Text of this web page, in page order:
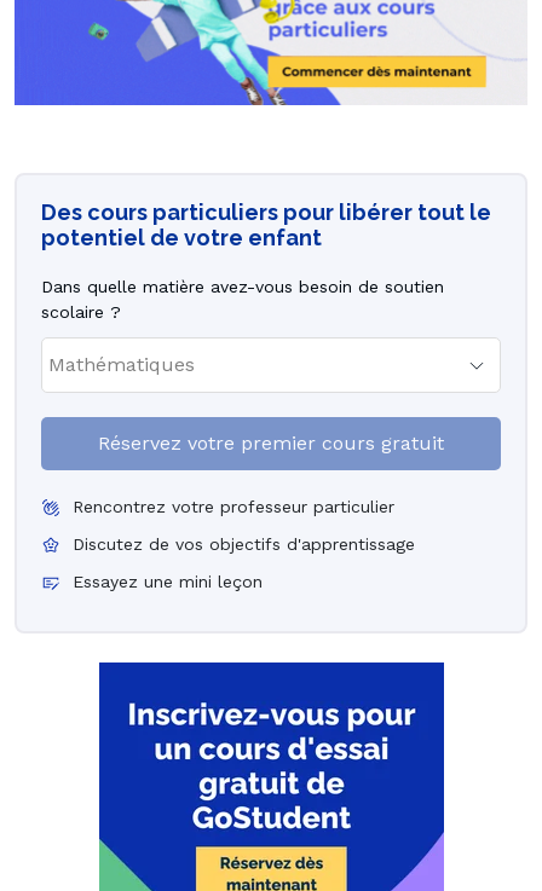
Des cours particuliers pour libérer tout le
potentiel de votre enfant
Dans quelle matière avez-vous besoin de soutien
scolaire ?
Réservez votre premier cours gratuit
Rencontrez votre professeur particulier
Discutez de vos objectifs d'apprentissage
Essayez une mini leçon